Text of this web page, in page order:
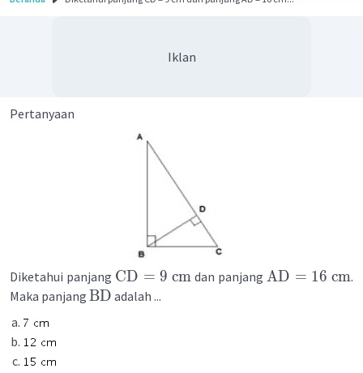
Iklan
Pertanyaan
Diketahui panjang CD = 9 cmdan panjangAD = 16 cm.
Maka panjang BD adalah ...